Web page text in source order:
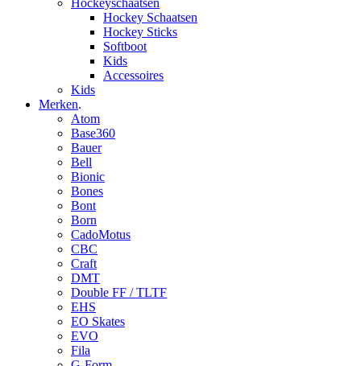
Hockey Schaatsen
Hockey Sticks
Softboot
Kids
Accessoires
Kids
Merken.
Atom
Base360
Bauer
Bell
Bionic
Bones
Bont
Born
CadoMotus
CBC
Craft
DMT
Double FF / TLTF
EHS
EO Skates
EVO
Fila